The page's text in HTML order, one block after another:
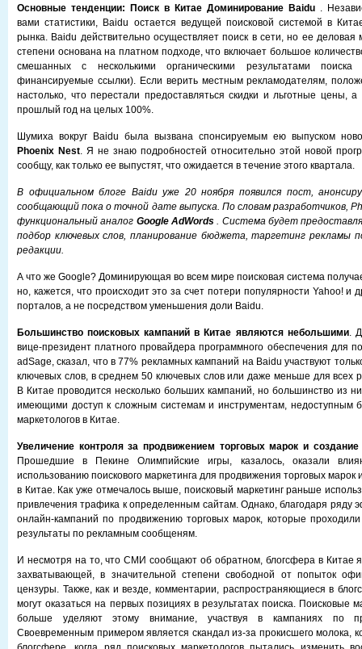
Основные тенденции: Поиск в Китае Доминирование Baidu .
вами статистики, Baidu остается ведущей поисковой системой в
рынка. Baidu действительно осуществляет поиск в сети, но ее деловая
степени основана на платном подходе, что включает большое
смешанных с несколькими органическими результатами поиска
финансируемые ссылки). Если верить местным рекламодателям,
настолько, что перестали предоставляться скидки и льготные цены, а
прошлый год на целых 100%.
Шумиха вокруг Baidu была вызвана спонсируемым ею выпуском
Phoenix Nest. Я не знаю подробностей относительно этой новой
сообщу, как только ее выпустят, что ожидается в течение этого квартала.
В официальном блоге Baidu уже 20 ноября появился пост,
сообщающий пока о точной дате выпуска. По словам разработчиков,
функциональный аналог Google AdWords. Система будет
подбор ключевых слов, планирование бюджета, таргетинг рекламы
редакции.
А что же Google? Доминирующая во всем мире поисковая система
но, кажется, что происходит это за счет потери популярности Yahoo! и
порталов, а не посредством уменьшения доли Baidu.
Большинство поисковых кампаний в Китае являются небольшими.
вице-президент платного провайдера программного обеспечения для
adSage, сказал, что в 77% рекламных кампаний на Baidu участвуют
ключевых слов, в среднем 50 ключевых слов или даже меньше для всех
В Китае проводится несколько больших кампаний, но большинство из
имеющими доступ к сложным системам и инструментам, недоступным
маркетологов в Китае.
Увеличение контроля за продвижением торговых марок и создание
Прошедшие в Пекине Олимпийские игры, казалось, оказали
использованию поискового маркетинга для продвижения торговых марок
в Китае. Как уже отмечалось выше, поисковый маркетинг раньше
привлечения трафика к определенным сайтам. Однако, благодаря ряду
онлайн-кампаний по продвижению торговых марок, которые
результаты по рекламным сообщеням.
И несмотря на то, что СМИ сообщают об обратном, блогсфера в Китае
захватывающей, в значительной степени свободной от попыток
цензуры. Также, как и везде, комментарии, распространяющиеся в
могут оказаться на первых позициях в результатах поиска. Поисковые
больше уделяют этому внимание, участвуя в кампаниях по
Своевременным примером является скандал из-за прокисшего молока,